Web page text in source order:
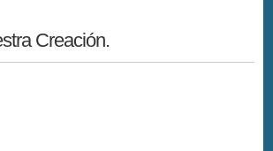
Creación.